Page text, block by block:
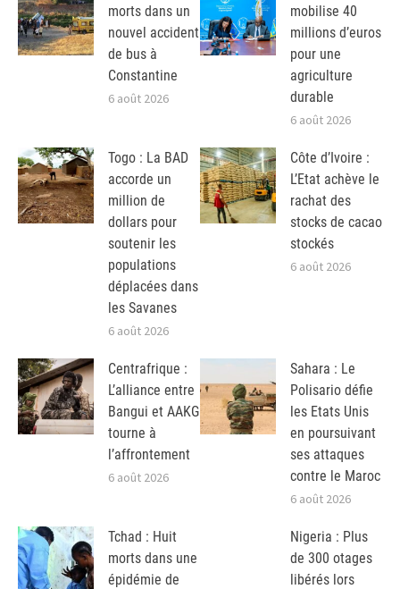
morts dans un
nouvel accident
de bus à
Constantine
6 août 2026
mobilise 40
millions d’euros
pour une
agriculture
durable
6 août 2026
Togo : La BAD
accorde un
million de
dollars pour
soutenir les
populations
déplacées dans
les Savanes
6 août 2026
Côte d’Ivoire :
L’Etat achève le
rachat des
stocks de cacao
stockés
6 août 2026
Centrafrique :
L’alliance entre
Bangui et AAKG
tourne à
l’affrontement
6 août 2026
Sahara : Le
Polisario défie
les Etats Unis
en poursuivant
ses attaques
contre le Maroc
6 août 2026
Tchad : Huit
morts dans une
épidémie de
Nigeria : Plus
de 300 otages
libérés lors